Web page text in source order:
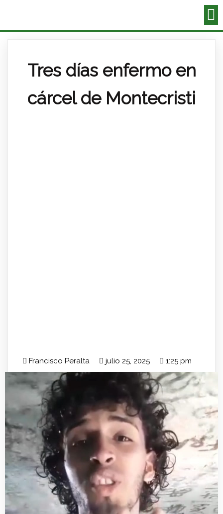
Tres días enfermo en
cárcel de Montecristi
Francisco Peralta julio 25, 2025 1:25 pm